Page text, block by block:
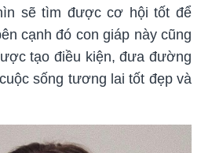
sẽ tìm được cơ hội tốt để
cạnh đó con giáp này cũng
tạo điều kiện, đưa đường
sống tương lai tốt đẹp và